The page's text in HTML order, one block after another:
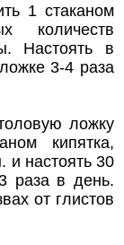
1 стаканом
количеств
Настоять в
3-4 раза
ложку
кипятка,
и настоять 30
раза в день.
от глистов